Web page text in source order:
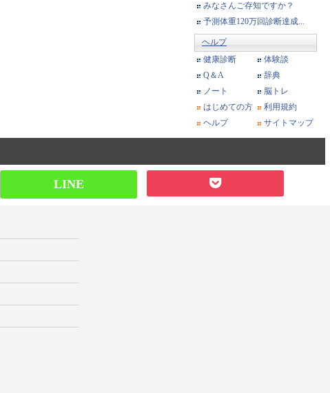
みなさんご存知ですか？
予測体重120万回診断達成...
ヘルプ
健康診断
体験談
Q＆A
辞典
ノート
脳トレ
はじめての方
利用規約
ヘルプ
サイトマップ
LINE